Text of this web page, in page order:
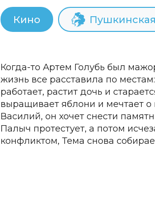
Кино
Когда-то Артем Голубь был
жизнь все расставила по
работает, растит дочь и
выращивает яблони и мечтает
Василий, он хочет снести
Палыч протестует, а потом
конфликтом, Тема снова